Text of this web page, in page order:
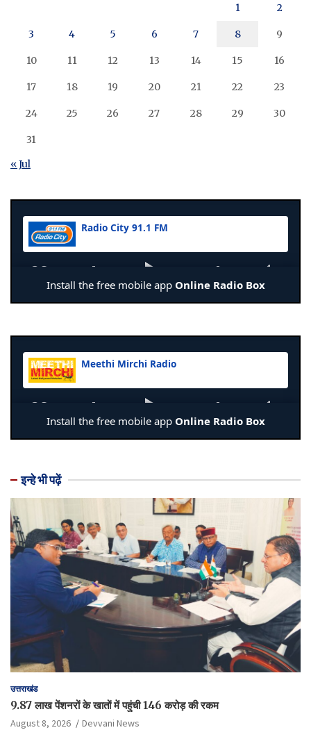
1 2
3 4 5 6 7 8 9
10 11 12 13 14 15 16
17 18 19 20 21 22 23
24 25 26 27 28 29 30
31
« Jul
इन्हे भी पढ़ें
उत्तराखंड
9.87 लाख पेंशनरों के खातों में पहुंची 146 करोड़ की रकम
August 8, 2026 Devvani News